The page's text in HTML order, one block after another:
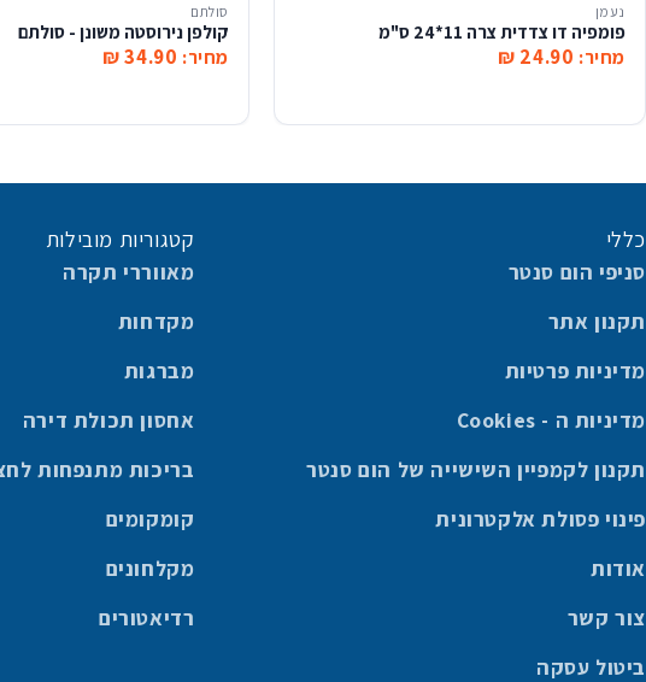
נעמן
פומפיה דו צדדית צרה 11*24 ס"מ
מחיר: 24.90 ₪
סולתם
קולפן נירוסטה משונן - סולתם
מחיר: 34.90 ₪
כללי
סניפי הום סנטר
תקנון אתר
מדיניות פרטיות
מדיניות ה - Cookies
תקנון לקמפיין השישייה של הום סנטר
פינוי פסולת אלקטרונית
אודות
צור קשר
ביטול עסקה
קטגוריות מובילות
מאווררי תקרה
מקדחות
מברגות
אחסון תכולת דירה
בריכות מתנפחות
קומקומים
מקלחונים
רדיאטורים